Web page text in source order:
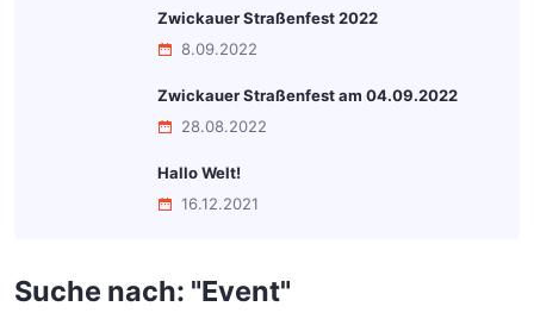
Zwickauer Straßenfest 2022
8.09.2022
Zwickauer Straßenfest am 04.09.2022
28.08.2022
Hallo Welt!
16.12.2021
Suche nach: "Event"